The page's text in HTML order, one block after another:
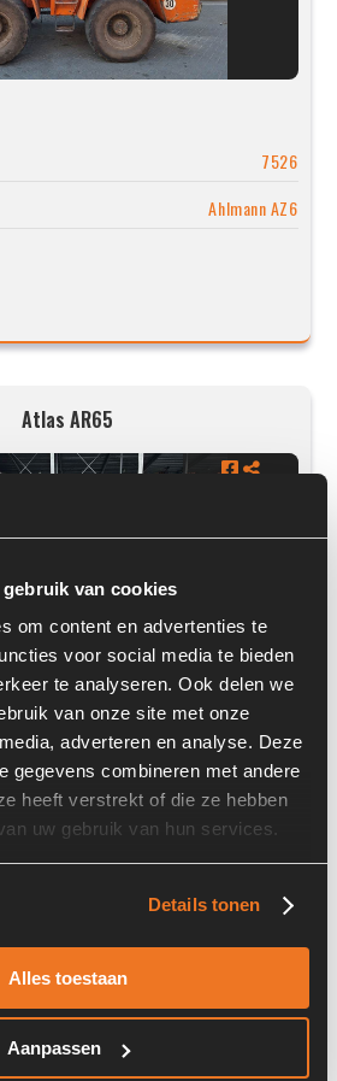
van cookies
om content en advertenties te
voor social media te bieden
te analyseren. Ook delen we
van onze site met onze
adverteren en analyse. Deze
gegevens combineren met andere
heeft verstrekt of die ze hebben
uw gebruik van hun services.
Details tonen
Alles toestaan
Aanpassen
7526
Ahlmann AZ6
Atlas AR65
7509
Atlas AR65